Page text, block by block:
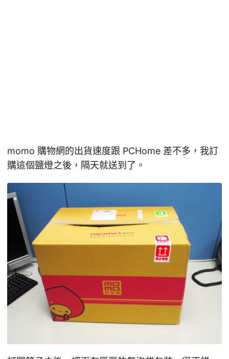
momo 購物網的出貨速度跟 PCHome 差不多，我訂
購這個鹽燈之後，隔天就送到了。